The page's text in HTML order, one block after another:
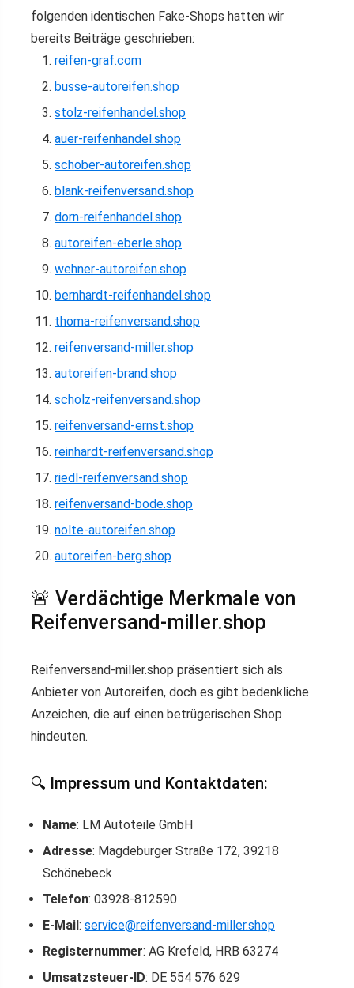
folgenden identischen Fake-Shops hatten wir
bereits Beiträge geschrieben:
reifen-graf.com
busse-autoreifen.shop
stolz-reifenhandel.shop
auer-reifenhandel.shop
schober-autoreifen.shop
blank-reifenversand.shop
dorn-reifenhandel.shop
autoreifen-eberle.shop
wehner-autoreifen.shop
bernhardt-reifenhandel.shop
thoma-reifenversand.shop
reifenversand-miller.shop
autoreifen-brand.shop
scholz-reifenversand.shop
reifenversand-ernst.shop
reinhardt-reifenversand.shop
riedl-reifenversand.shop
reifenversand-bode.shop
nolte-autoreifen.shop
autoreifen-berg.shop
🚨 Verdächtige Merkmale von
Reifenversand-miller.shop
Reifenversand-miller.shop präsentiert sich als
Anbieter von Autoreifen, doch es gibt bedenkliche
Anzeichen, die auf einen betrügerischen Shop
hindeuten.
🔍 Impressum und Kontaktdaten:
Name: LM Autoteile GmbH
Adresse: Magdeburger Straße 172, 39218
Schönebeck
Telefon: 03928-812590
E-Mail : service@reifenversand-miller.shop
Registernummer: AG Krefeld, HRB 63274
Umsatzsteuer-ID: DE 554 576 629